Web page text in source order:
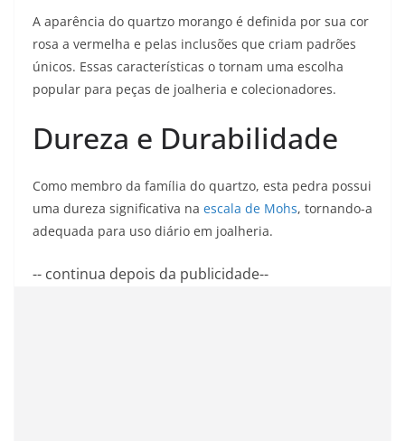
A aparência do quartzo morango é definida por sua cor
rosa a vermelha e pelas inclusões que criam padrões
únicos. Essas características o tornam uma escolha
popular para peças de joalheria e colecionadores.
Dureza e Durabilidade
Como membro da família do quartzo, esta pedra possui
uma dureza significativa na escala de Mohs, tornando-a
adequada para uso diário em joalheria.
-- continua depois da publicidade--